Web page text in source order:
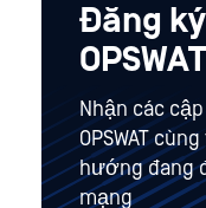
Đăng
OPSWAT
Nhận các
OPSWAT
hướng đang
mạng